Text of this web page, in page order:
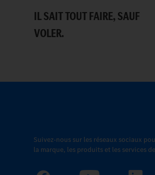
IL SAIT TOUT FAIRE, SAUF
VOLER.
Suivez-nous sur les réseaux sociaux
la marque, les produits et les services